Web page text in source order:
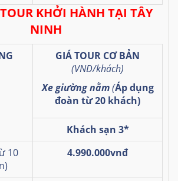
KHỞI HÀNH TẠI TÂY
NINH
GIÁ TOUR CƠ BẢN
(VND/khách)
Xe giường nằm(Áp dụng
đoàn từ 20 khách)
Khách sạn 3*
10
4.990.000vnđ